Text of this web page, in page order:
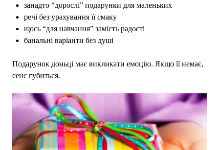
занадто “дорослі” подарунки для маленьких
речі без урахування її смаку
щось “для навчання” замість радості
банальні варіанти без душі
Подарунок доньці має викликати емоцію. Якщо її немає,
сенс губиться.